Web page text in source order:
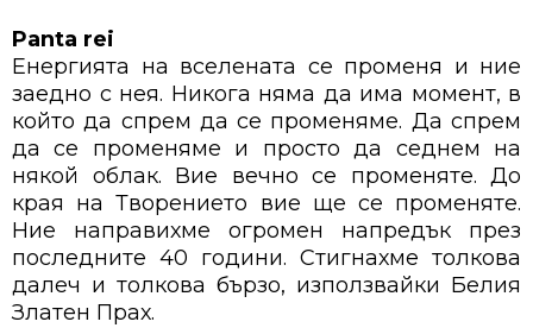
Panta rei
Енергията на вселената се променя и ние
заедно с нея. Никога няма да има момент, в
който да спрем да се променяме. Да спрем
да се променяме и просто да седнем на
някой облак. Вие вечно се променяте. До
края на Творението вие ще се променяте.
Ние направихме огромен напредък през
последните 40 години. Стигнахме толкова
далеч и толкова бързо, използвайки Белия
Златен Прах.